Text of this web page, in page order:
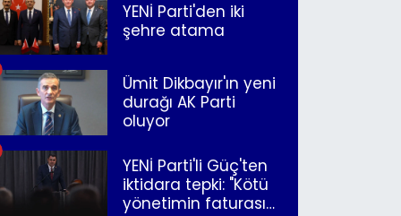
YENİ Parti'den iki
şehre atama
Ümit Dikbayır'ın yeni
durağı AK Parti
oluyor
YENİ Parti'li Güç'ten
iktidara tepki: "Kötü
yönetimin faturasını